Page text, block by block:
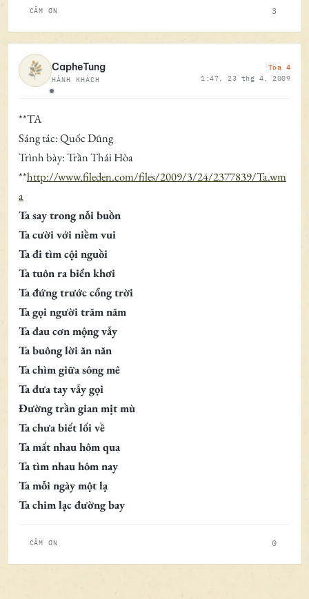
CẢM ƠN 3
Ngoại tuyến
CapheTung
HÀNH KHÁCH
Toa 4
1:47, 23 thg 4, 2009
**TA
Sáng tác: Quốc Dũng
Trình bày: Trần Thái Hòa
**http://www.fileden.com/files/2009/3/24/2377839/Ta.wm
a
Ta say trong nỗi buồn
Ta cười với niềm vui
Ta đi tìm cội nguồi
Ta tuôn ra biển khơi
Ta đứng trước cổng trời
Ta gọi người trăm năm
Ta đau cơn mộng vẫy
Ta buông lời ăn năn
Ta chìm giữa sông mê
Ta đưa tay vẫy gọi
Đường trần gian mịt mù
Ta chưa biết lối về
Ta mất nhau hôm qua
Ta tìm nhau hôm nay
Ta mỗi ngày một lạ
Ta chim lạc đường bay
CẢM ƠN 0